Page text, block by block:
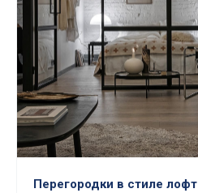
Перегородки в стиле лофт